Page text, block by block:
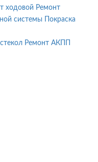
ходовой Ремонт
системы
Покраска
Ремонт АКПП